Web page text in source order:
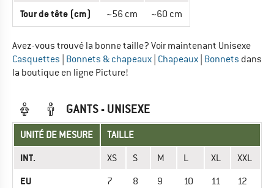
Tour de tête (cm) ~56 cm ~60 cm
Avez-vous trouvé la bonne taille? Voir maintenant Unisexe
Casquettes Bonnets & chapeaux Chapeaux Bonnets dans
la boutique en ligne Picture!
GANTS - UNISEXE
UNITÉ DE MESURE TAILLE
INT. XS S M L XL XXL
EU 7 8 9 10 11 12